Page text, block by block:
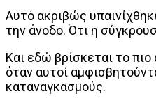
Αυτό ακριβώς
την άνοδο. Ότι η
Και εδώ βρίσκεται το
όταν αυτοί
καταναγκασμούς.